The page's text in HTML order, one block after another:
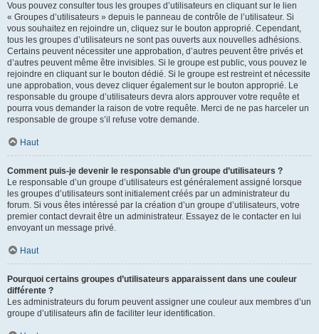
Vous pouvez consulter tous les groupes d’utilisateurs en cliquant sur le lien
« Groupes d’utilisateurs » depuis le panneau de contrôle de l’utilisateur. Si
vous souhaitez en rejoindre un, cliquez sur le bouton approprié. Cependant,
tous les groupes d’utilisateurs ne sont pas ouverts aux nouvelles adhésions.
Certains peuvent nécessiter une approbation, d’autres peuvent être privés et
d’autres peuvent même être invisibles. Si le groupe est public, vous pouvez le
rejoindre en cliquant sur le bouton dédié. Si le groupe est restreint et nécessite
une approbation, vous devez cliquer également sur le bouton approprié. Le
responsable du groupe d’utilisateurs devra alors approuver votre requête et
pourra vous demander la raison de votre requête. Merci de ne pas harceler un
responsable de groupe s’il refuse votre demande.
Haut
Comment puis-je devenir le responsable d’un groupe d’utilisateurs ?
Le responsable d’un groupe d’utilisateurs est généralement assigné lorsque
les groupes d’utilisateurs sont initialement créés par un administrateur du
forum. Si vous êtes intéressé par la création d’un groupe d’utilisateurs, votre
premier contact devrait être un administrateur. Essayez de le contacter en lui
envoyant un message privé.
Haut
Pourquoi certains groupes d’utilisateurs apparaissent dans une couleur
différente ?
Les administrateurs du forum peuvent assigner une couleur aux membres d’un
groupe d’utilisateurs afin de faciliter leur identification.